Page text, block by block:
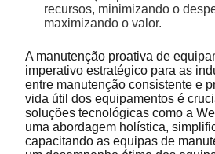
recursos, minimizando o
maximizando o valor.
A manutenção proativa de
imperativo estratégico para as
entre manutenção consistente e
vida útil dos equipamentos é
soluções tecnológicas como a
uma abordagem holística,
capacitando as equipas de